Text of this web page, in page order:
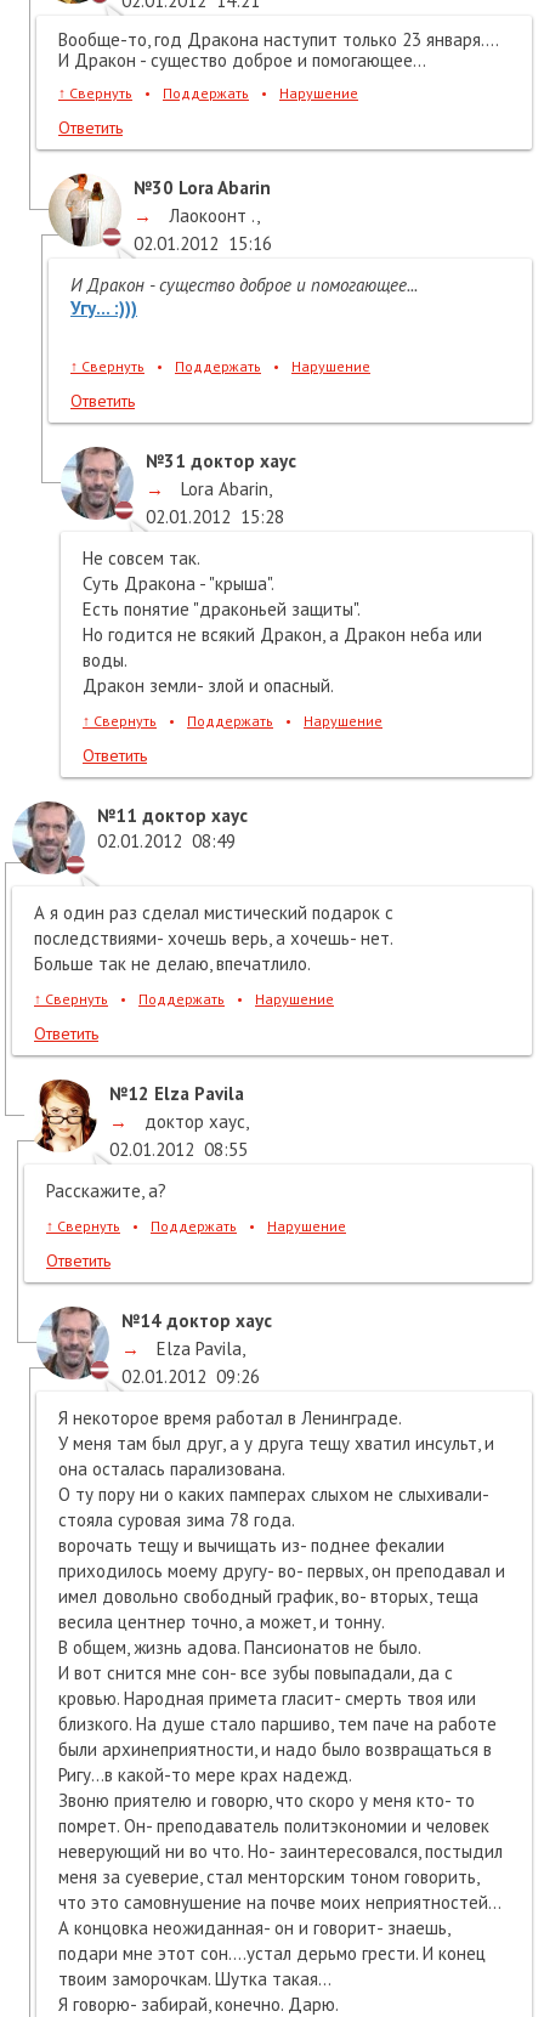
Вообще-то, год Дракона наступит только 23 января....
И Дракон - существо доброе и помогающее...
↑ Свернуть • Поддержать • Нарушение
Ответить
№30 Lora Abarin
→
Лаокоонт .
02.01.2012 15:16
И Дракон - существо доброе и помогающее...
Угу... :)))
↑ Свернуть • Поддержать • Нарушение
Ответить
№31 доктор хаус
→
Lora Abarin
02.01.2012 15:28
Не совсем так.
Суть Дракона - "крыша".
Есть понятие "драконьей защиты".
Но годится не всякий Дракон, а Дракон неба или
воды.
Дракон земли- злой и опасный.
↑ Свернуть • Поддержать • Нарушение
Ответить
№11 доктор хаус
02.01.2012 08:49
А я один раз сделал мистический подарок с
последствиями- хочешь верь, а хочешь- нет.
Больше так не делаю, впечатлило.
↑ Свернуть • Поддержать • Нарушение
Ответить
№12 Elza Pavila
→
доктор хаус
02.01.2012 08:55
Расскажите, а?
↑ Свернуть • Поддержать • Нарушение
Ответить
№14 доктор хаус
→
Elza Pavila
02.01.2012 09:26
Я некоторое время работал в Ленинграде.
У меня там был друг, а у друга тещу хватил инсульт, и
она осталась парализована.
О ту пору ни о каких памперах слыхом не слыхивали-
стояла суровая зима 78 года.
ворочать тещу и вычищать из- поднее фекалии
приходилось моему другу- во- первых, он преподавал и
имел довольно свободный график, во- вторых, теща
весила центнер точно, а может, и тонну.
В общем, жизнь адова. Пансионатов не было.
И вот снится мне сон- все зубы повыпадали, да с
кровью. Народная примета гласит- смерть твоя или
близкого. На душе стало паршиво, тем паче на работе
были архинеприятности, и надо было возвращаться в
Ригу...в какой-то мере крах надежд.
Звоню приятелю и говорю, что скоро у меня кто- то
помрет. Он- преподаватель политэкономии и человек
неверующий ни во что. Но- заинтересовался, постыдил
меня за суеверие, стал менторским тоном говорить,
что это самовнушение на почве моих неприятностей...
А концовка неожиданная- он и говорит- знаешь,
подари мне этот сон....устал дерьмо грести. И конец
твоим заморочкам. Шутка такая...
Я говорю- забирай, конечно. Дарю.